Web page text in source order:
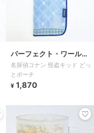
パーフェクト・ワール
ド・トーキョー
名探偵コナン 怪盗キッド どっ
とポーチ
¥ 1,870